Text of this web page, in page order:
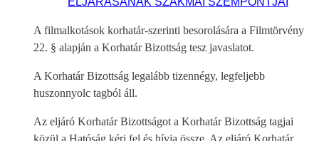
A filmalkotások korhatár-szerinti besorolására a Filmtörvény
22. § alapján a Korhatár Bizottság tesz javaslatot.
A Korhatár Bizottság legalább tizennégy, legfeljebb
huszonnyolc tagból áll.
Az eljáró Korhatár Bizottságot a Korhatár Bizottság tagjai
közül a Hatóság kéri fel és hívja össze. Az eljáró Korhatár